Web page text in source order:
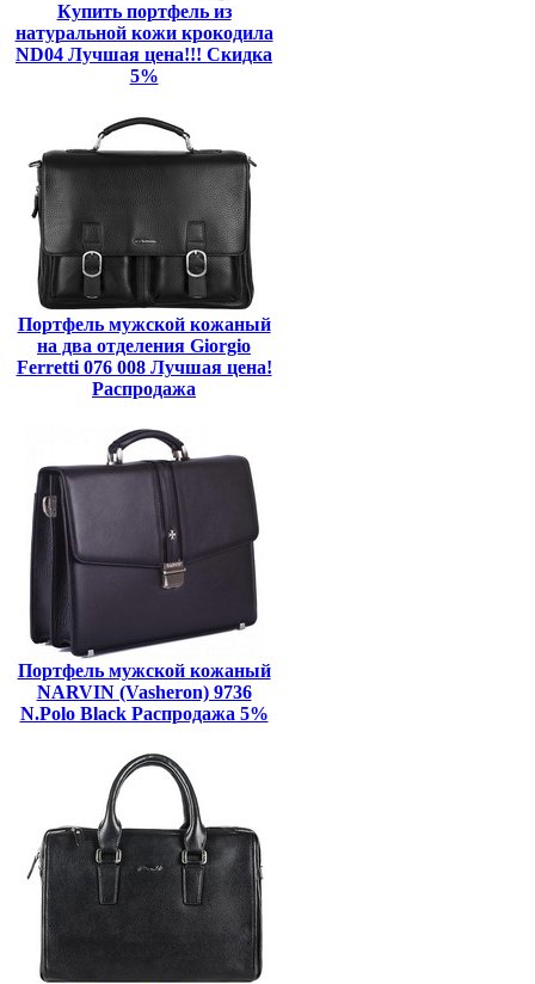
Купить портфель из
натуральной кожи крокодила
ND04 Лучшая цена!!! Скидка
5%
Портфель мужской кожаный
на два отделения Giorgio
Ferretti 076 008 Лучшая цена!
Распродажа
Портфель мужской кожаный
NARVIN (Vasheron) 9736
N.Polo Black Распродажа 5%